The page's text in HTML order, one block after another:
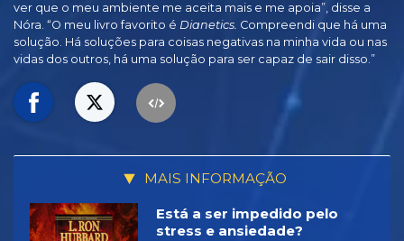
ver que o meu ambiente me aceita mais e me apoia”, disse a
Nóra. “O meu livro favorito é Dianetics. Compreendi que há uma
solução. Há soluções para coisas negativas na minha vida ou nas
vidas dos outros, há uma solução para ser capaz de sair disso.”
MAIS INFORMAÇÃO
Está a ser impedido pelo
stress e ansiedade?